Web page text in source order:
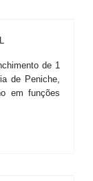
de 1
de Peniche,
em funções